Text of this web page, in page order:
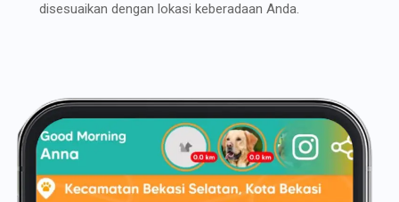
disesuaikan dengan lokasi keberadaan Anda.